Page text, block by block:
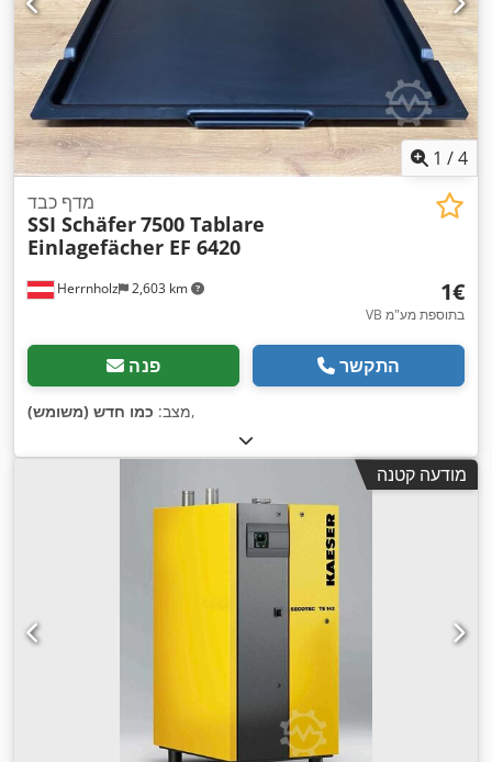
1 /4
Herrnholz 2,603 km
מדף כבד
SSI Schäfer7500 Tablare
Einlagefächer EF 6420
‏1 ‏€
VB בתוספת מע"מ
פנה התקשר
מצב: כמו חדש (משומש) ,
מודעה קטנה